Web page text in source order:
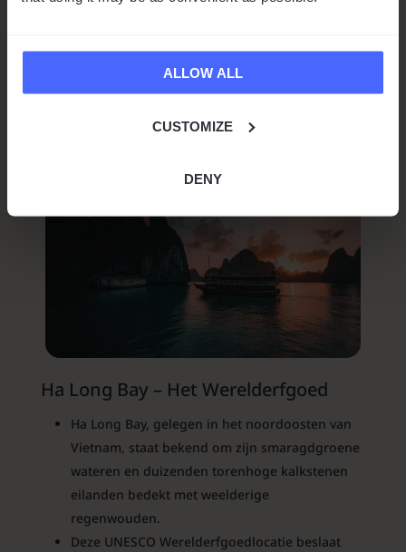
ALLOW ALL
CUSTOMIZE
DENY
herdenking van delegendarische Gouden
hebben gevraagd om zijn zwaard terug te
Ha Long Bay – Het Werelderfgoed
Ha Long Bay, gelegen in het noordoosten van
Vietnam, staat bekend om zijn smaragdgroene
wateren en duizenden torenhoge kalkstenen
eilanden bedekt met weelderige
regenwouden.
Deze UNESCO Werelderfgoedlocatie beslaat